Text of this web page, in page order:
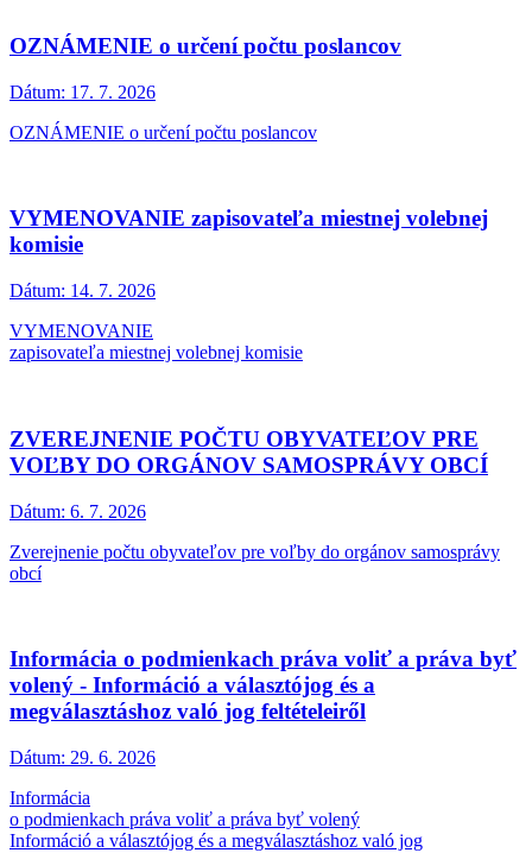
OZNÁMENIE o určení počtu poslancov
Dátum: 17. 7. 2026
OZNÁMENIE o určení počtu poslancov
VYMENOVANIE zapisovateľa miestnej volebnej
komisie
Dátum: 14. 7. 2026
VYMENOVANIE
zapisovateľa miestnej volebnej komisie
ZVEREJNENIE POČTU OBYVATEĽOV PRE
VOĽBY DO ORGÁNOV SAMOSPRÁVY OBCÍ
Dátum: 6. 7. 2026
Zverejnenie počtu obyvateľov pre voľby do orgánov samosprávy
obcí
Informácia o podmienkach práva voliť a práva byť
volený - Információ a választójog és a
megválasztáshoz való jog feltételeiről
Dátum: 29. 6. 2026
Informácia
o podmienkach práva voliť a práva byť volený
Információ a választójog és a megválasztáshoz való jog